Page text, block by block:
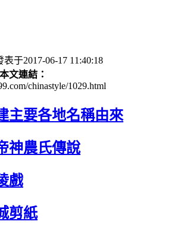
表于2017-06-17 11:40:18
文連結：
chinastyle/1029.html
主要各地名稱由來
神農氏傳說
戲
剪紙